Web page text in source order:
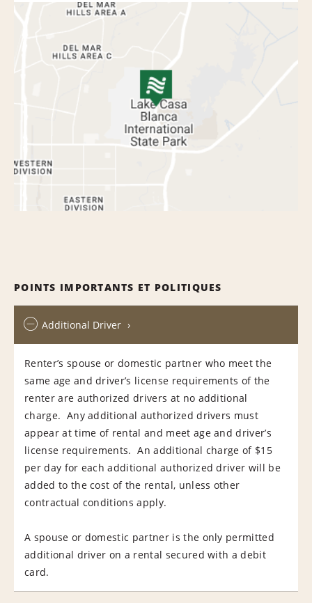
POINTS IMPORTANTS ET POLITIQUES
Additional Driver
Renter’s spouse or domestic partner who meet the
same age and driver’s license requirements of the
renter are authorized drivers at no additional
charge. Any additional authorized drivers must
appear at time of rental and meet age and driver’s
license requirements. An additional charge of $15
per day for each additional authorized driver will be
added to the cost of the rental, unless other
contractual conditions apply.
A spouse or domestic partner is the only permitted
additional driver on a rental secured with a debit
card.